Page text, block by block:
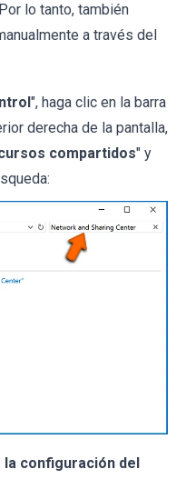
lo tanto, también
a través del
", haga clic en la barra
derecha de la pantalla,
compartidos" y
la configuración del